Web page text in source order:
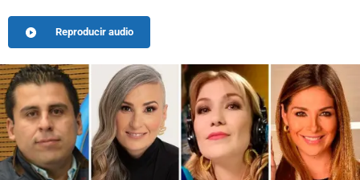
Reproducir audio